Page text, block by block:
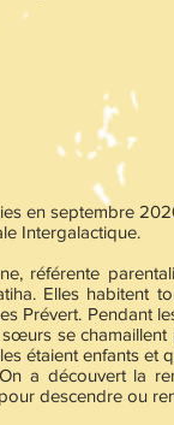
en septembre
Intergalactique.
référente
Elles habitent
Prévert. Pendant
se
étaient enfants et
a découvert la
descendre ou